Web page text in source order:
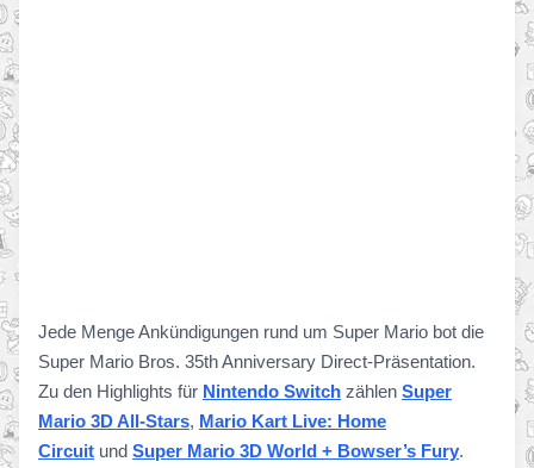
Jede Menge Ankündigungen rund um Super Mario bot die
Super Mario Bros. 35th Anniversary Direct-Präsentation.
Zu den Highlights für Nintendo Switch zählen Super
Mario 3D All-Stars, Mario Kart Live: Home
Circuit und Super Mario 3D World + Bowser’s Fury.